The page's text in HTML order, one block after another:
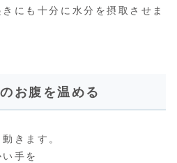
にも十分に水分を摂取させま
お腹を温める
きます。
手を